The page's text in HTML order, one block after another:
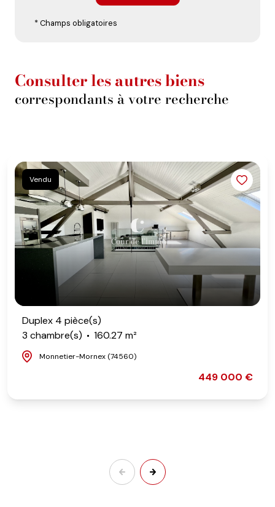
* Champs obligatoires
Consulter les autres biens
correspondants à votre recherche
Vendu
Duplex 4 pièce(s)
3 chambre(s)
160.27 m²
Monnetier-Mornex (74560)
449 000 €